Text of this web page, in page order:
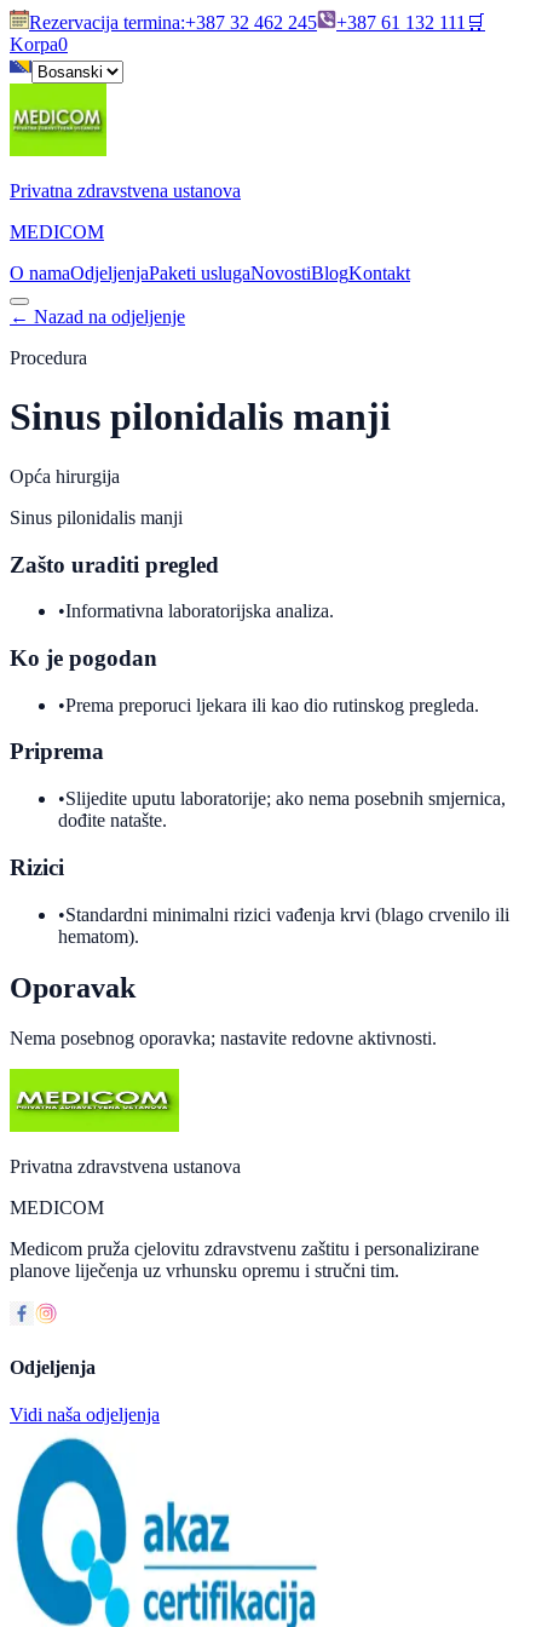
Rezervacija termina:+387 32 462 245 +387 61 132 111 🛒
Korpa0
Privatna zdravstvena ustanova
MEDICOM
O namaOdjeljenjaPaketi uslugaNovostiBlogKontakt
← Nazad na odjeljenje
Procedura
Sinus pilonidalis manji
Opća hirurgija
Sinus pilonidalis manji
Zašto uraditi pregled
•Informativna laboratorijska analiza.
Ko je pogodan
•Prema preporuci ljekara ili kao dio rutinskog pregleda.
Priprema
•Slijedite uputu laboratorije; ako nema posebnih smjernica,
dođite natašte.
Rizici
•Standardni minimalni rizici vađenja krvi (blago crvenilo ili
hematom).
Oporavak
Nema posebnog oporavka; nastavite redovne aktivnosti.
Privatna zdravstvena ustanova
MEDICOM
Medicom pruža cjelovitu zdravstvenu zaštitu i personalizirane
planove liječenja uz vrhunsku opremu i stručni tim.
Odjeljenja
Vidi naša odjeljenja